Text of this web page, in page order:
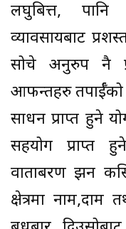
लघुबित्त,
व्यावसायबाट
सोचे अनुरुप नै
आफन्तहरु तपार्ईँको
साधन प्राप्त हुने
सहयोग प्राप्त
वाताबरण झन
क्षेत्रमा नाम,दाम